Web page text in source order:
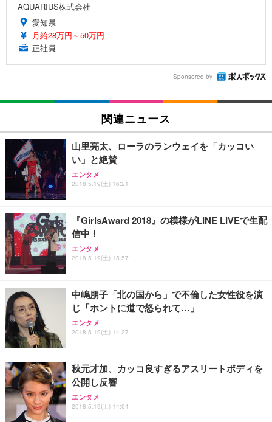
AQUARIUS株式会社
愛知県
月給28万円～50万円
正社員
Sponsored by
関連ニュース
山里亮太、ローラのランウェイを「カッコい
い」と絶賛
エンタメ
2018.5.19(土) 16:21
『GirlsAward 2018』の模様がLINE LIVEで生配
信中！
エンタメ
2018.5.19(土) 15:57
中嶋朋子「北の国から」で不倫した女性役を演
じ「ホントに道で怒られて…」
エンタメ
2018.5.19(土) 14:27
秋元才加、カッコ良すぎるアスリートボディを
公開し反響
エンタメ
2018.5.19(土) 14:04